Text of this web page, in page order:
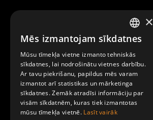
Par Mobilly
Noteikumi un līgumi
Kontakti
LATVIAN
ENGLISH
×
Mēs izmantojam sīkdatnes
Mūsu tīmekļa vietne izmanto tehniskās
sīkdatnes, lai nodrošinātu vietnes darbību.
Ar tavu piekrišanu, papildus mēs varam
izmantot arī statistikas un mārketinga
sīkdatnes. Zemāk atradīsi informāciju par
visām sīkdatnēm, kuras tiek izmantotas
mūsu tīmekļa vietnē. Lasīt vairāk